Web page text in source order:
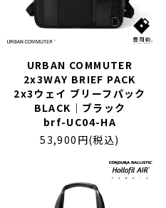
URBAN COMMUTER
2x3WAY BRIEF PACK
2x3ウェイ ブリーフパック
BLACK｜ブラック
brf-UC04-HA
53,900円(税込)